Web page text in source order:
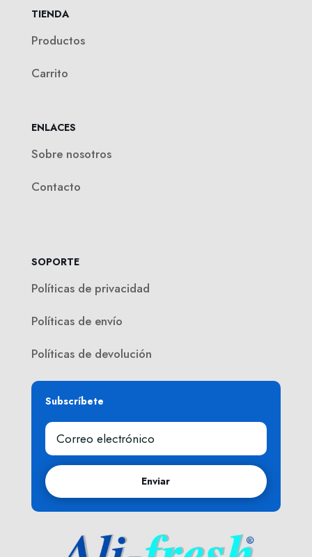
TIENDA
Productos
Carrito
ENLACES
Sobre nosotros
Contacto
SOPORTE
Políticas de privacidad
Políticas de envío
Políticas de devolución
Subscríbete
Enviar